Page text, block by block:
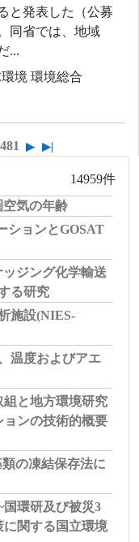
と発表した（公募
同省では、地域
...
境 環境総合
481
14959件
気の年齢
ションとGOSAT
ジング化学輸送
る研究
施設(NIES-
温度およびアエ
組と地方環境研究
ョンの技術的概要
の凍結保存法に
国環研及び被災3
に関する国立環境